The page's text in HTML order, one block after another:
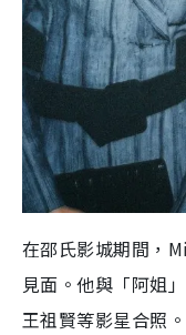
在邵氏影城期間，
見面。他與「阿姐
王祖賢等影星合照